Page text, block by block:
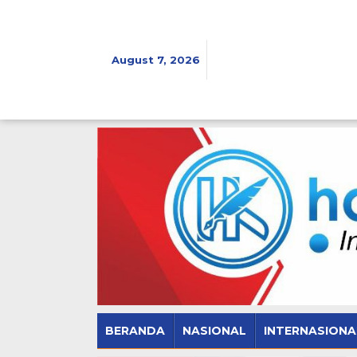
August 7, 2026
BERANDA NASIONAL